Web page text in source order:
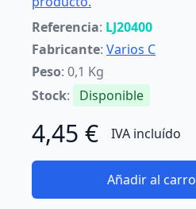
Referencia: LJ20400
Fabricante: Varios C
Peso: 0,1 Kg
Stock: Disponible
4,45 € IVA incluído
Añadir al carro